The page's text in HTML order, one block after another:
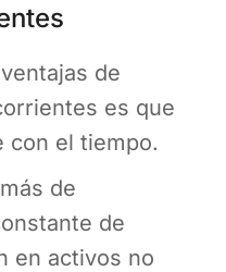
de
es que
con el tiempo.
de
de
en activos no